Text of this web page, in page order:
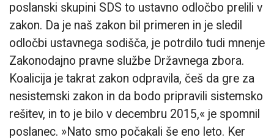
poslanski skupini SDS to ustavno odločbo prelili v
zakon. Da je naš zakon bil primeren in je sledil
odločbi ustavnega sodišča, je potrdilo tudi mnenje
Zakonodajno pravne službe Državnega zbora.
Koalicija je takrat zakon odpravila, češ da gre za
nesistemski zakon in da bodo pripravili sistemsko
rešitev, in to je bilo v decembru 2015,« je spomnil
poslanec. »Nato smo počakali še eno leto. Ker